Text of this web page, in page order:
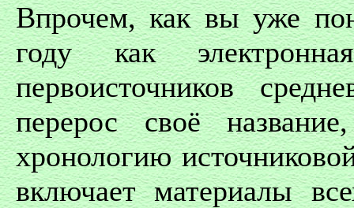
Впрочем, как вы уже
году как
первоисточников
перерос своё
хронологию
включает материалы